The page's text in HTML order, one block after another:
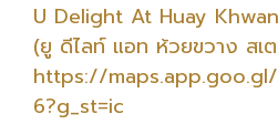
U Delight At Huay
(ยู ดีไลท์ แอท ห้วยขวาง สเ
https://maps.app.goo.gl/
6?g_st=ic